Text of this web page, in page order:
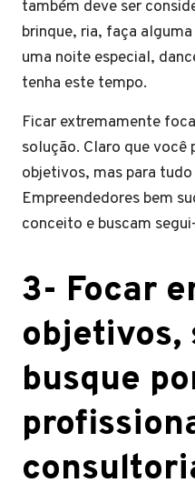
também deve ser
brinque, ria, faça
uma noite especial,
tenha este tempo.
Ficar extremamente
solução. Claro que você
objetivos, mas para
Empreendedores bem
conceito e buscam
3- Focar
objetivos,
busque